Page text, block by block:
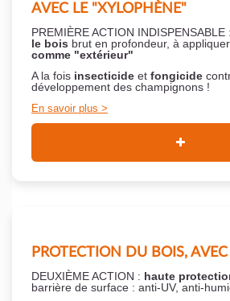
AVEC LE "XYLOPHÈNE"
PREMIÈRE ACTION INDISPENSABLE :
le bois brut en profondeur, à appliquer
comme "extérieur"
A la fois insecticide et fongicide
développement des champignons !
En savoir plus
PROTECTION DU BOIS,
DEUXIÈME ACTION : haute
barrière de surface : anti-UV, anti-